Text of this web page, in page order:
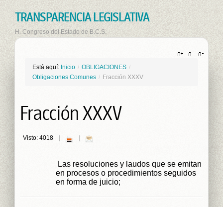
TRANSPARENCIA LEGISLATIVA
H. Congreso del Estado de B.C.S.
Está aquí: Inicio / OBLIGACIONES /
Obligaciones Comunes / Fracción XXXV
Fracción XXXV
Visto: 4018
Las resoluciones y laudos que se emitan
en procesos o procedimientos seguidos
en forma de juicio;